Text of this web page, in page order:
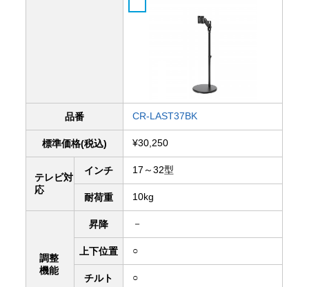
品番 CR-LAST37BK
標準価格(税込) ¥30,250
テレビ対
応
インチ 17～32型
耐荷重 10kg
調整
機能
昇降 －
上下位置 ○
チルト ○